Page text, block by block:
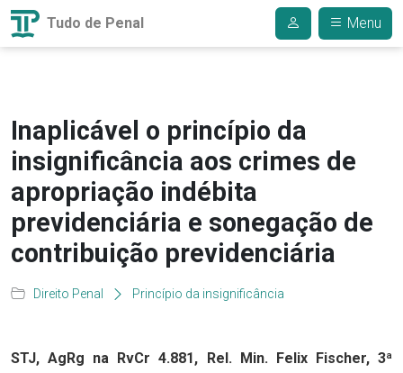
Tudo de Penal Menu
Inaplicável o princípio da
insignificância aos crimes de
apropriação indébita
previdenciária e sonegação de
contribuição previdenciária
Direito Penal Princípio da insignificância
STJ, AgRg na RvCr 4.881, Rel. Min. Felix Fischer, 3ª